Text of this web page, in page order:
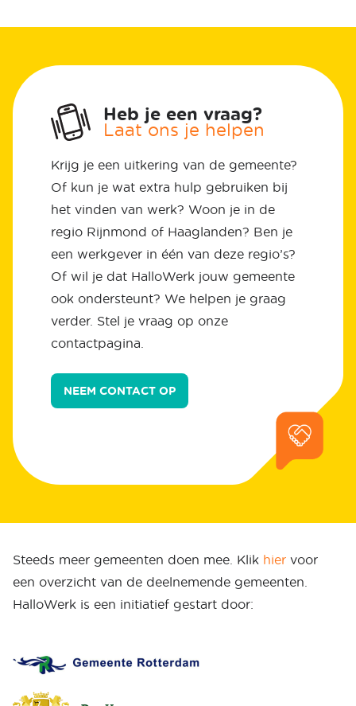
Heb je een vraag?
Laat ons je helpen
Krijg je een uitkering van de gemeente?
Of kun je wat extra hulp gebruiken bij
het vinden van werk? Woon je in de
regio Rijnmond of Haaglanden? Ben je
een werkgever in één van deze regio’s?
Of wil je dat HalloWerk jouw gemeente
ook ondersteunt? We helpen je graag
verder. Stel je vraag op onze
contactpagina.
NEEM CONTACT OP
Steeds meer gemeenten doen mee. Klik hier voor
een overzicht van de deelnemende gemeenten.
HalloWerk is een initiatief gestart door: